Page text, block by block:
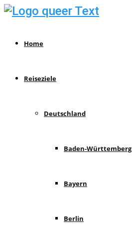
Home
Reiseziele
Deutschland
Baden-Württemberg
Bayern
Berlin